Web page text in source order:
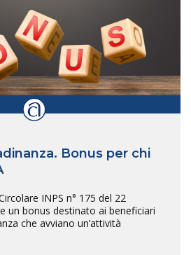
Bonus per chi
INPS n° 175 del 22
un bonus destinato ai beneficiari
che avviano un’attività